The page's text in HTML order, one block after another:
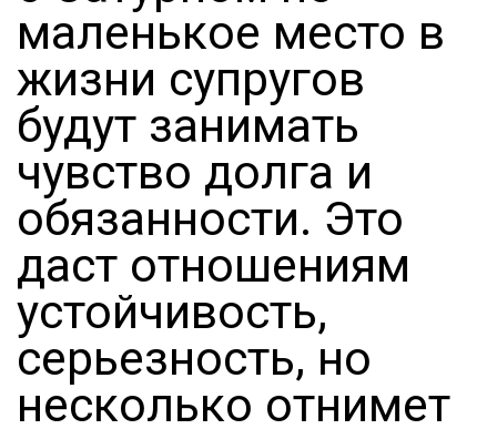
маленькое место в
жизни супругов
будут занимать
чувство долга и
обязанности. Это
даст отношениям
устойчивость,
серьезность, но
несколько отнимет